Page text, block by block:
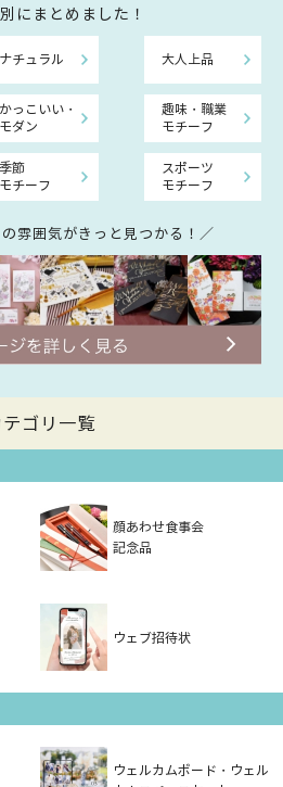
にまとめました！
ナチュラル 大人上品
かっこいい・
モダン
趣味・職業
モチーフ
季節
モチーフ
スポーツ
モチーフ
雰囲気がきっと見つかる！／
ゴリ一覧
顔あわせ食事会
記念品
ウェブ招待状
ウェルカムボード・ウェル